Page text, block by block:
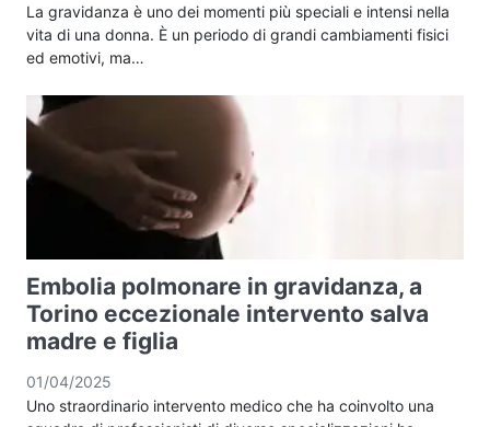
La gravidanza è uno dei momenti più speciali e intensi nella
vita di una donna. È un periodo di grandi cambiamenti fisici
ed emotivi, ma…
Embolia polmonare in gravidanza, a
Torino eccezionale intervento salva
madre e figlia
01/04/2025
Uno straordinario intervento medico che ha coinvolto una